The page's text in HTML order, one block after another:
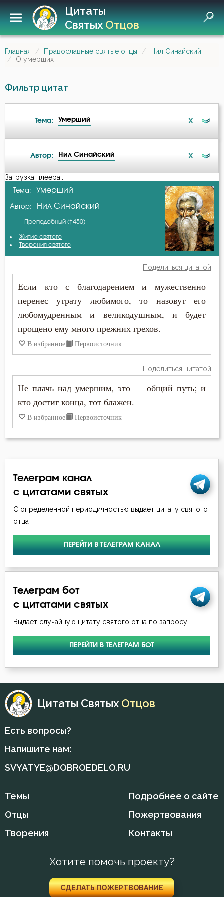
Цитаты
СвятыхОтцов
Главная Православные святые отцы
Нил Синайский
О умерших
Фильтр цитат
Тема: Умерший X
Ангел
Бедность
Бесстрастие
Благодарность
Ближний
Блуд
Бог
Богатство
Богопознание
Богоугождение
Болезнь
Борьба
Вера
Воздержание
Воля Божия
Воплощение
Воскресение
Воспитание
Высокомерие
Добродетель
Автор: Нил Синайский X
А-я
Амвросий Оптинский (Гренков)
Василий Великий
Григорий Нисский
Ефрем Сирин
Иоанн Златоуст
Иосиф Оптинский (Литовкин)
Макарий Оптинский (Иванов)
Нил Синайский
Феофан Затворник
Загрузка плеера...
Тема: Умерший
Автор: Нил Синайский
Преподобный (†450)
Житие святого
Творения святого
Поделиться цитатой
Если кто с благодарением и мужественно
перенес утрату любимого, то назовут его
любомудренным и великодушным, и будет
прощено ему много прежних грехов.
В избранное Первоисточник
Поделиться цитатой
Не плачь над умершим, это — общий путь; и
кто достиг конца, тот блажен.
В избранное Первоисточник
Телеграм канал
с цитатами святых
С определенной периодичностью выдает цитату святого
отца
ПЕРЕЙТИ В ТЕЛЕГРАМ КАНАЛ
Телеграм бот
с цитатами святых
Выдает случайную цитату святого отца по запросу
ПЕРЕЙТИ В ТЕЛЕГРАМ БОТ
Цитаты Святых Отцов
Есть вопросы?
Напишите нам:
SVYATYE@DOBROEDELO.RU
Темы
Отцы
Творения
Подробнее о сайте
Пожертвования
Контакты
Хотите помочь проекту?
СДЕЛАТЬ ПОЖЕРТВОВАНИЕ